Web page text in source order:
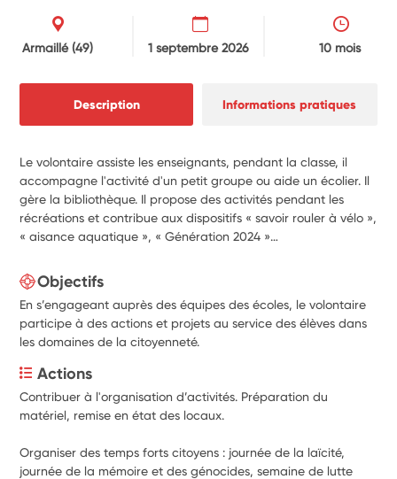
Armaillé(49) 1 septembre 2026 10 mois
Description Informations pratiques
Le volontaire assiste les enseignants, pendant la classe, il
accompagne l'activité d'un petit groupe ou aide un écolier. Il
gère la bibliothèque. Il propose des activités pendant les
récréations et contribue aux dispositifs « savoir rouler à vélo »,
« aisance aquatique », « Génération 2024 »…
Objectifs
En s’engageant auprès des équipes des écoles, le volontaire
participe à des actions et projets au service des élèves dans
les domaines de la citoyenneté.
Actions
Contribuer à l'organisation d’activités. Préparation du
matériel, remise en état des locaux.
Organiser des temps forts citoyens : journée de la laïcité,
journée de la mémoire et des génocides, semaine de lutte